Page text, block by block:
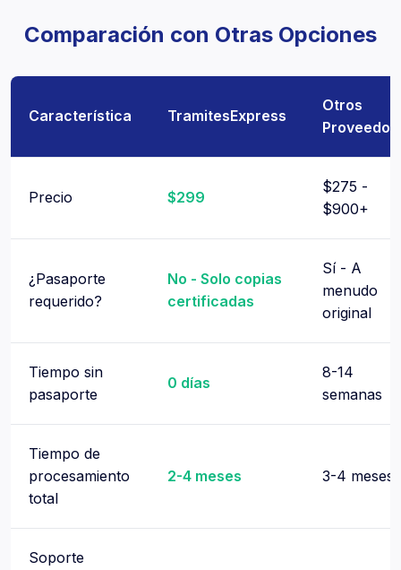
Comparación con Otras Opciones
Característica TramitesExpress
Otros
Precio $299
$275 -
$900+
¿Pasaporte
requerido?
No - Solo copias
certificadas
Sí - A
menudo
original
Tiempo sin
pasaporte
0 días
8-14
semanas
Tiempo de
procesamiento
total
2-4 meses 3-4 meses
Soporte